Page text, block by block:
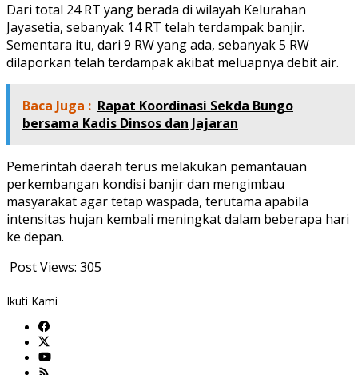
Dari total 24 RT yang berada di wilayah Kelurahan
Jayasetia, sebanyak 14 RT telah terdampak banjir.
Sementara itu, dari 9 RW yang ada, sebanyak 5 RW
dilaporkan telah terdampak akibat meluapnya debit air.
Baca Juga : Rapat Koordinasi Sekda Bungo
bersama Kadis Dinsos dan Jajaran
Pemerintah daerah terus melakukan pemantauan
perkembangan kondisi banjir dan mengimbau
masyarakat agar tetap waspada, terutama apabila
intensitas hujan kembali meningkat dalam beberapa hari
ke depan.
Post Views: 305
Ikuti Kami